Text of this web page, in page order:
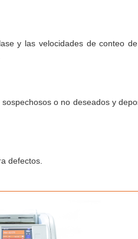
y las velocidades de conteo
o no deseados y
defectos.